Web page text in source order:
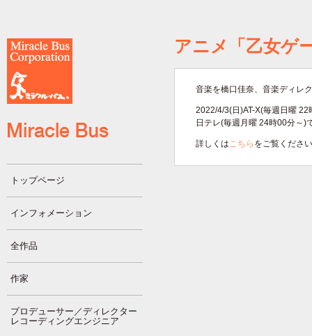
トップページ
インフォメーション
全作品
作家
プロデューサー／ディレクター
レコーディングエンジニア
アニメ「乙女ゲ
音楽を橋口佳奈、音楽ディレ
2022/4/3(日)AT-X(毎週日曜
日テレ(毎週月曜 24時00分～)
詳しくはこちら をご覧くださ